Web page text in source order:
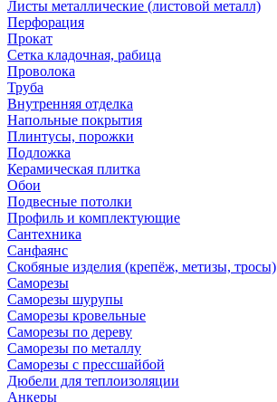
Листы металлические (листовой металл)
Перфорация
Прокат
Сетка кладочная, рабица
Проволока
Труба
Внутренняя отделка
Напольные покрытия
Плинтусы, порожки
Подложка
Керамическая плитка
Обои
Подвесные потолки
Профиль и комплектующие
Сантехника
Санфаянс
Скобяные изделия (крепёж, метизы, тросы)
Саморезы
Саморезы шурупы
Саморезы кровельные
Саморезы по дереву
Саморезы по металлу
Саморезы с прессшайбой
Дюбели для теплоизоляции
Анкеры